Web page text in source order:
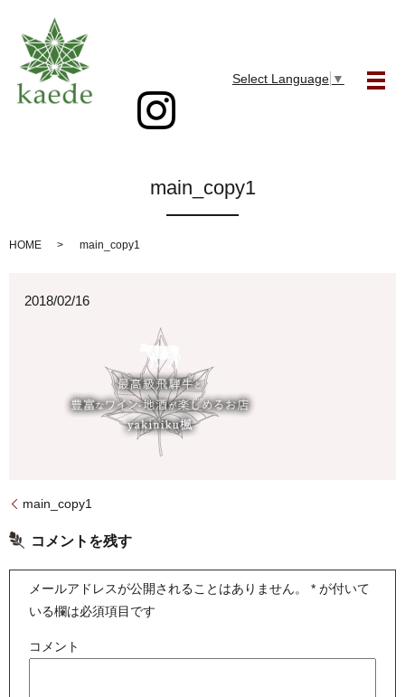
Select Language ▼
メ
main_copy1
HOME main_copy1
2018/02/16
main_copy1
コメントを残す
メールアドレスが公開されることはありません。 * が付いて
いる欄は必須項目です
コメント